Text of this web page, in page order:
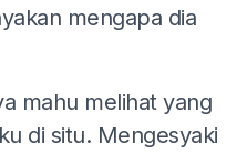
mengapa dia
mahu melihat yang
di situ. Mengesyaki